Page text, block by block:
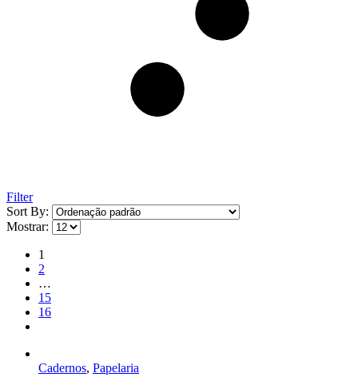
Filter
Sort By:
Mostrar:
1
2
…
15
16
Cadernos, Papelaria